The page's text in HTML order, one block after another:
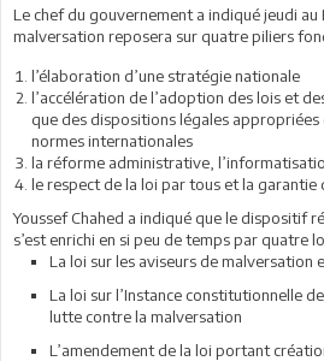
Le chef du gouvernement a indiqué jeudi
malversation reposera sur quatre piliers
l’élaboration d’une stratégie nationale
l’accélération de l’adoption des lois et
que des dispositions légales
normes internationales
la réforme administrative,
le respect de la loi par tous et la garantie
Youssef Chahed a indiqué que le dispositif
s’est enrichi en si peu de temps par quatre
La loi sur les aviseurs de malversation
La loi sur l’Instance constitutionnelle
lutte contre la malversation
L’amendement de la loi portant